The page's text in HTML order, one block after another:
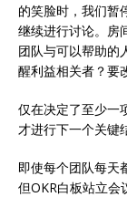
的笑脸时，我们暂
继续进行讨论。房
团队与可以帮助的
醒利益相关者？要
仅在决定了至少一
才进行下一个关键
即使每个团队每天
但OKR白板站立会